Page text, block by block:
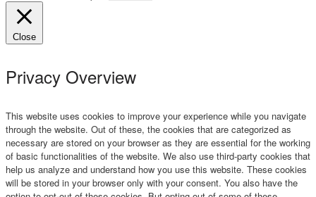
Close
Privacy Overview
This website uses cookies to improve your experience while you navigate
through the website. Out of these, the cookies that are categorized as
necessary are stored on your browser as they are essential for the working
of basic functionalities of the website. We also use third-party cookies that
help us analyze and understand how you use this website. These cookies
will be stored in your browser only with your consent. You also have the